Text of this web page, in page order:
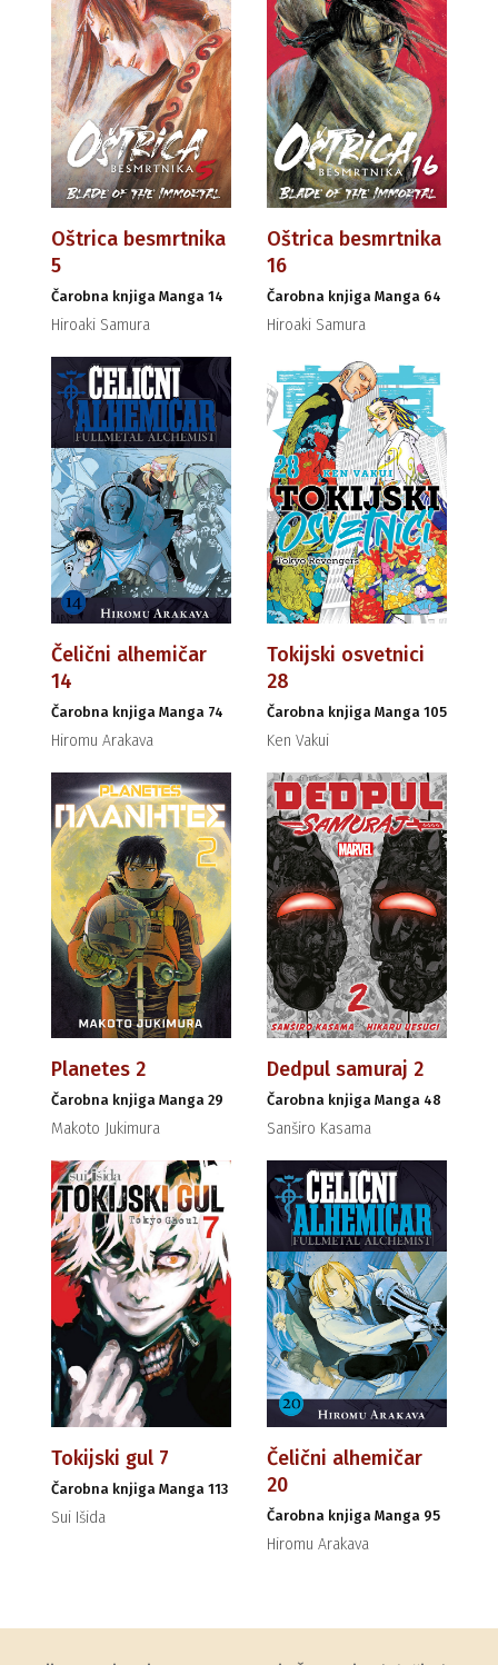
Oštrica besmrtnika
5
Čarobna knjiga Manga 14
Hiroaki Samura
Oštrica besmrtnika
16
Čarobna knjiga Manga 64
Hiroaki Samura
Čelični alhemičar
14
Čarobna knjiga Manga 74
Hiromu Arakava
Tokijski osvetnici
28
Čarobna knjiga Manga 105
Ken Vakui
Planetes 2
Čarobna knjiga Manga 29
Makoto Jukimura
Dedpul samuraj 2
Čarobna knjiga Manga 48
Sanširo Kasama
Tokijski gul 7
Čarobna knjiga Manga 113
Sui Išida
Čelični alhemičar
20
Čarobna knjiga Manga 95
Hiromu Arakava